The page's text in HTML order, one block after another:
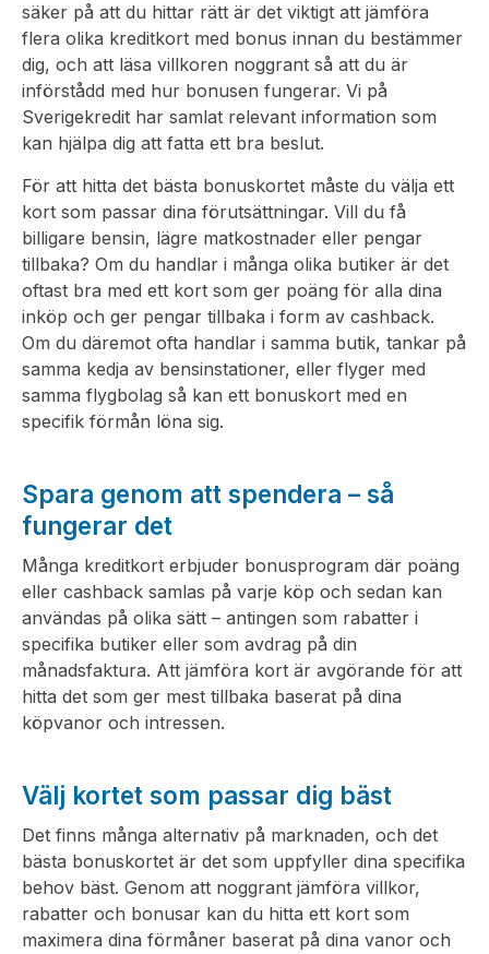
säker på att du hittar rätt är det viktigt att jämföra
flera olika kreditkort med bonus innan du bestämmer
dig, och att läsa villkoren noggrant så att du är
införstådd med hur bonusen fungerar. Vi på
Sverigekredit har samlat relevant information som
kan hjälpa dig att fatta ett bra beslut.
För att hitta det bästa bonuskortet måste du välja ett
kort som passar dina förutsättningar. Vill du få
billigare bensin, lägre matkostnader eller pengar
tillbaka? Om du handlar i många olika butiker är det
oftast bra med ett kort som ger poäng för alla dina
inköp och ger pengar tillbaka i form av cashback.
Om du däremot ofta handlar i samma butik, tankar på
samma kedja av bensinstationer, eller flyger med
samma flygbolag så kan ett bonuskort med en
specifik förmån löna sig.
Spara genom att spendera – så
fungerar det
Många kreditkort erbjuder bonusprogram där poäng
eller cashback samlas på varje köp och sedan kan
användas på olika sätt – antingen som rabatter i
specifika butiker eller som avdrag på din
månadsfaktura. Att jämföra kort är avgörande för att
hitta det som ger mest tillbaka baserat på dina
köpvanor och intressen.
Välj kortet som passar dig bäst
Det finns många alternativ på marknaden, och det
bästa bonuskortet är det som uppfyller dina specifika
behov bäst. Genom att noggrant jämföra villkor,
rabatter och bonusar kan du hitta ett kort som
maximera dina förmåner baserat på dina vanor och